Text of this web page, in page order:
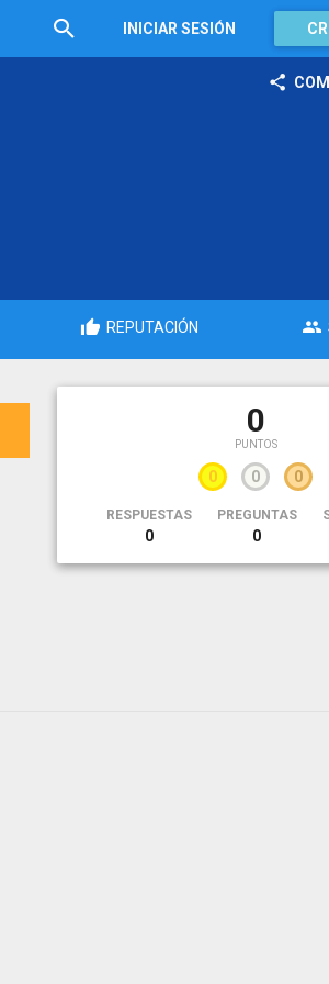
INICIAR SESIÓN
REPUTACIÓN
0
PUNTOS
0 0 0
RESPUESTAS
0
PREGUNTAS
0